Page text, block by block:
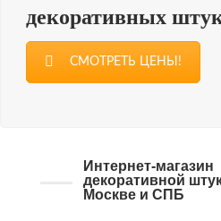
декоративных
СМОТРЕТЬ ЦЕНЫ!
Интернет-магазин
декоративной
Москве и СПБ